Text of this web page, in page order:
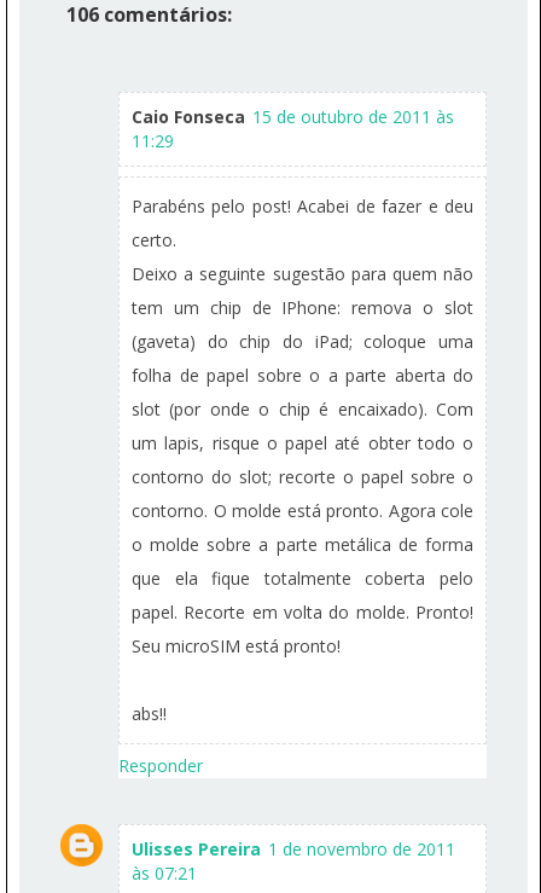
106 comentários:
Caio Fonseca 15 de outubro de 2011 às
11:29
Parabéns pelo post! Acabei de fazer e deu
certo.
Deixo a seguinte sugestão para quem não
tem um chip de IPhone: remova o slot
(gaveta) do chip do iPad; coloque uma
folha de papel sobre o a parte aberta do
slot (por onde o chip é encaixado). Com
um lapis, risque o papel até obter todo o
contorno do slot; recorte o papel sobre o
contorno. O molde está pronto. Agora cole
o molde sobre a parte metálica de forma
que ela fique totalmente coberta pelo
papel. Recorte em volta do molde. Pronto!
Seu microSIM está pronto!
abs!!
Responder
Ulisses Pereira 1 de novembro de 2011
às 07:21